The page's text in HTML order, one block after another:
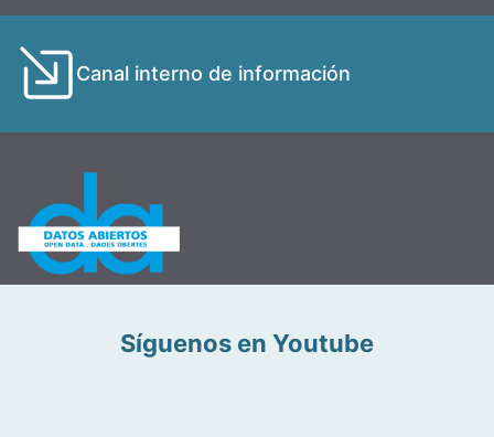
Canal interno de información
Síguenos en Youtube